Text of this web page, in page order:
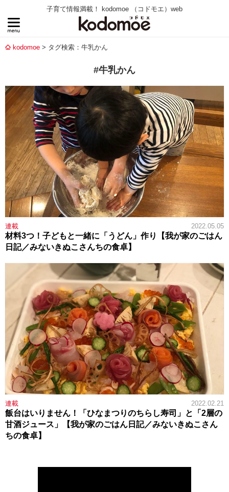
子育て情報満載！ kodomoe （コドモエ）web
kodomoe タグ検索：牛乳かん
#牛乳かん
連載 2022.05.05
材料3つ！子どもと一緒に「うどん」作り【我が家のごはん
日記／みないきぬこさんちの食卓】
連載 2022.02.21
飯台はいりません！「ひなまつりのちらし寿司」と「2層の
甘酒ジュース」【我が家のごはん日記／みないきぬこさん
ちの食卓】